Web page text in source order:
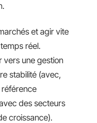
et agir vite
réel.
vers une gestion
stabilité (avec,
référence
des secteurs
croissance).